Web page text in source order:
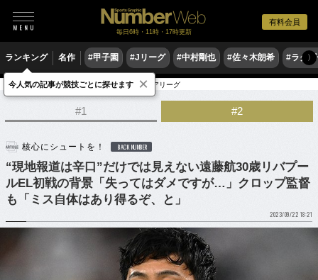
有料会員
毎日6時・11時・17時更新
ランキング 名作 #甲子園 #Jリーグ #中村剛也 #佐々木朗希 #ラグ〉
サッカー サッカー日本代表 プレミアリーグ
#1 #2
核心にシュートを！ BACK NUMBER
“現地報道は辛口”だけでは見えない遠藤航30歳リバプー
ルEL初戦の背景「失ってはダメですが…」クロップ監督
も「ミス自体はあり得るぞ、と」
2023/09/22 18:21
今人気の記事が競技ごとに探せます ×